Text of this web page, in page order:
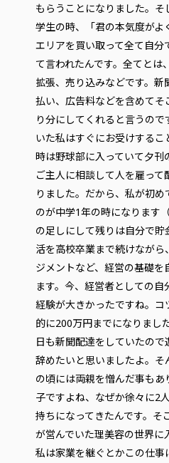
もらうことになりました。
学生の時、「君の本気度がよ
エリアを買い取って全て自分
て言われたんです。全てとは
拡張、売り込みなどです。新
払い、広告料などを含めて
り分にしてくれると言うので
いた私はすぐにお受けする
時は野球部に入っていて夕刊
ご主人に相談して人を雇って
りました。だから、私が初
のが中学1年の時になります
の足しにして残りは自分で
活を高校卒業まで続けなが
ジメントなど、経営の基礎を
ます。今、経営者としての
経験が大きかったですね。
的に200万円までになりまし
日も新聞配達をしていたの
辞めたいと思いましたよ。
の頃には両親を憎んだ事も
子ですよね、なぜか徐々に2
持ちになってきたんです。そ
が営んでいた理美容の世界に
私は家業を継ぐとかこの仕